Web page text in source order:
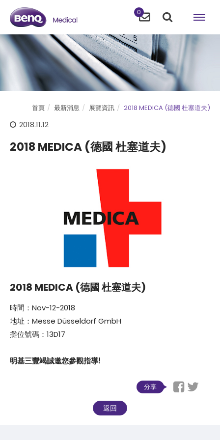
0
首頁 最新消息 展覽資訊 2018 MEDICA (德國 杜塞道夫)
2018.11.12
2018 MEDICA (德國 杜塞道夫)
2018 MEDICA (德國 杜塞道夫)
時間：Nov-12-2018
地址：Messe Düsseldorf GmbH
攤位號碼：13D17
明基三豐竭誠邀您參觀指導!
分享
返回